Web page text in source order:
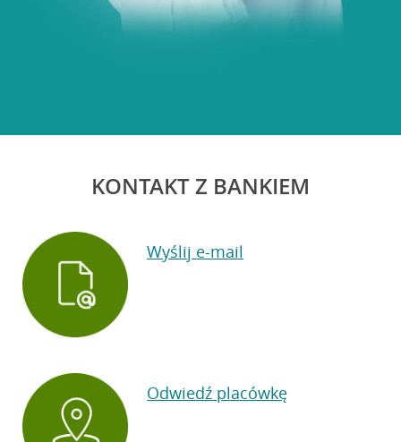
KONTAKT Z BANKIEM
Wyślij e-mail
Odwiedź placówkę